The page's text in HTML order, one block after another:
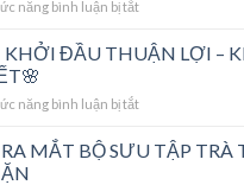
năng bình luận bị tắtở
Your
Anime
with
Hoodie
KHỞI ĐẦU THUẬN LỢI –
năng bình luận bị tắtở
KHỞI
ĐẦU
MẮT BỘ SƯU TẬP TRÀ